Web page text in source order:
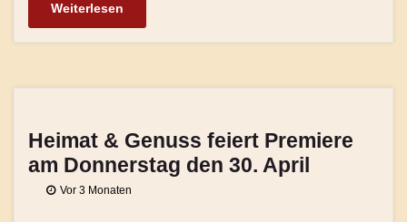
Weiterlesen
Heimat & Genuss feiert Premiere
am Donnerstag den 30. April
Vor 3 Monaten